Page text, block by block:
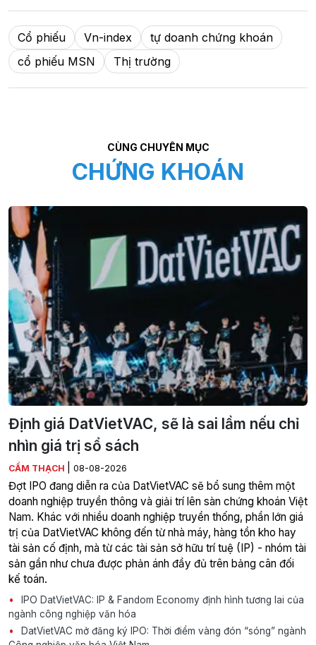
Cổ phiếu Vn-index
tự doanh chứng khoán
cổ phiếu MSN
Thị trường
CÙNG CHUYÊN MỤC
CHỨNG KHOÁN
Định giá DatVietVAC, sẽ là sai lầm nếu chỉ
nhìn giá trị sổ sách
CẨM THẠCH 08-08-2026
Đợt IPO đang diễn ra của DatVietVAC sẽ bổ sung thêm một
doanh nghiệp truyền thông và giải trí lên sàn chứng khoán Việt
Nam. Khác với nhiều doanh nghiệp truyền thống, phần lớn giá
trị của DatVietVAC không đến từ nhà máy, hàng tồn kho hay
tài sản cố định, mà từ các tài sản sở hữu trí tuệ (IP) - nhóm tài
sản gần như chưa được phản ánh đầy đủ trên bảng cân đối
kế toán.
IPO DatVietVAC: IP & Fandom Economy định hình tương lai của
ngành công nghiệp văn hóa
DatVietVAC mở đăng ký IPO: Thời điểm vàng đón “sóng” ngành